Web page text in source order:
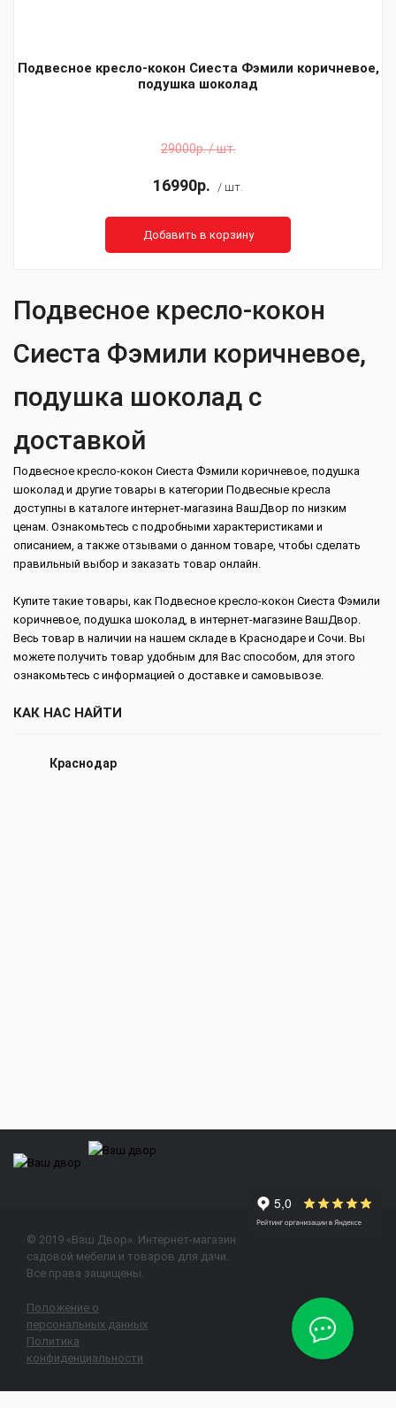
Подвесное кресло-кокон Сиеста Фэмили коричневое,
подушка шоколад
29000р. / шт.
16990р. / шт.
Добавить в корзину
Подвесное кресло-кокон
Сиеста Фэмили коричневое,
подушка шоколад с
доставкой
Подвесное кресло-кокон Сиеста Фэмили коричневое, подушка
шоколад и другие товары в категории Подвесные кресла
доступны в каталоге интернет-магазина ВашДвор по низким
ценам. Ознакомьтесь с подробными характеристиками и
описанием, а также отзывами о данном товаре, чтобы сделать
правильный выбор и заказать товар онлайн.
Купите такие товары, как Подвесное кресло-кокон Сиеста Фэмили
коричневое, подушка шоколад, в интернет-магазине ВашДвор.
Весь товар в наличии на нашем складе в Краснодаре и Сочи. Вы
можете получить товар удобным для Вас способом, для этого
ознакомьтесь с информацией о доставке и самовывозе.
КАК НАС НАЙТИ
Краснодар
© 2019 «Ваш Двор». Интернет-магазин
садовой мебели и товаров для дачи.
Все права защищены.
Положение о
персональных данных
Политика
конфиденциальности